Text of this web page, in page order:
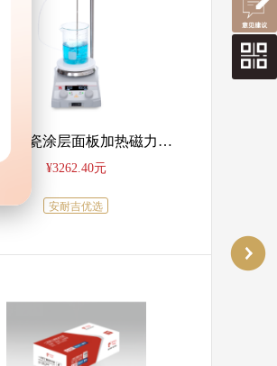
不锈钢陶瓷涂层面板加热磁力搅拌器套装
¥3262.40元
安耐吉优选